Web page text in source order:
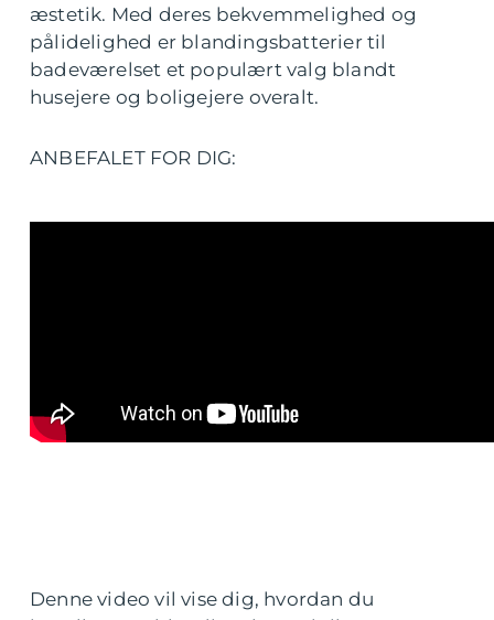
æstetik. Med deres bekvemmelighed og
pålidelighed er blandingsbatterier til
badeværelset et populært valg blandt
husejere og boligejere overalt.
ANBEFALET FOR DIG:
Denne video vil vise dig, hvordan du